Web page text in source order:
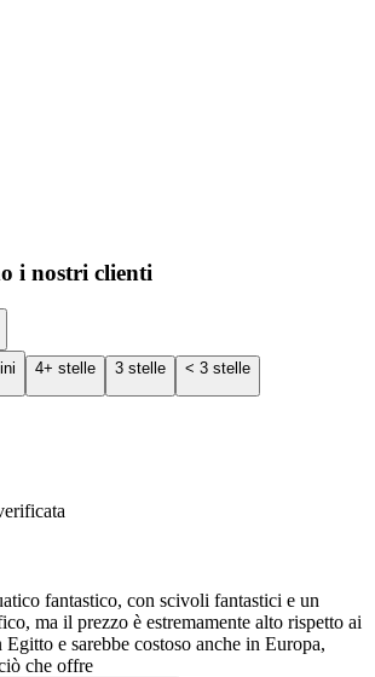
i nostri clienti
4+ stelle 3 stelle < 3 stelle
fantastico, con scivoli fantastici e un
ma il prezzo è estremamente alto rispetto ai
e sarebbe costoso anche in Europa,
che offre